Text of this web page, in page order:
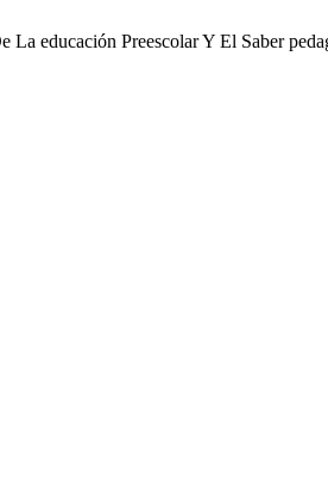
educación Preescolar Y El Saber